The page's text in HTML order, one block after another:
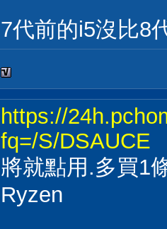
7代前的i5沒比8
https://
fq=/S/DSAUCE
將就點用.多買1
Ryzen